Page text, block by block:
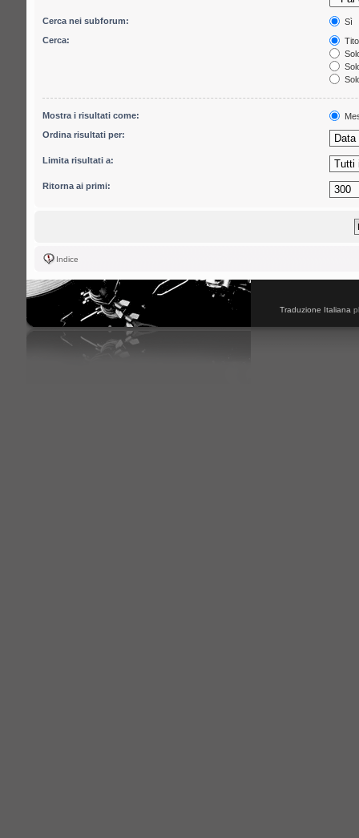
Cerca nei subforum:
Sì
Cerca:
Mostra i risultati come:
Ordina risultati per:
Limita risultati a:
Ritorna ai primi:
Indice
Traduzione Italiana